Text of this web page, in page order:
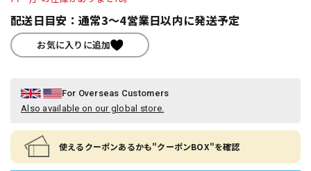
配送日目安：通常3～4営業日以内に発送予定
お気に入りに追加
For Overseas Customers
Also available on our global store.
使えるクーポンあるかも"クーポンBOX"を確認